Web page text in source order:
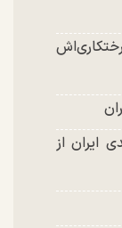
ادعای سهم ۱۱ درصدی ایران از